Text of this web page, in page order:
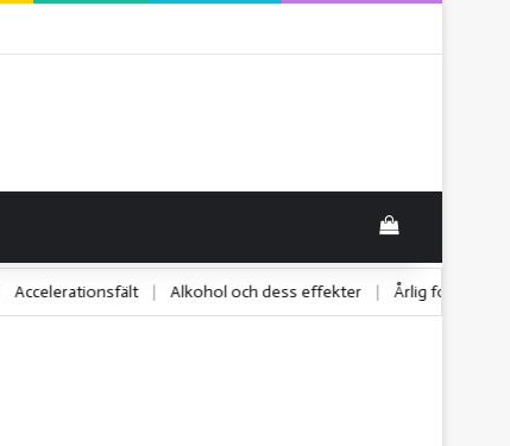
View your
| Accelerationsfält | Alkohol och dess effekter | Årlig